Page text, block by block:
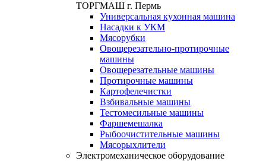
ТОРГМАШ г. Пермь
Универсальная кухонная машина
Насадки к УКМ
Мясорубки
Овощерезательно-протирочные
машины
Овощерезательные машины
Протирочные машины
Картофелечистки
Взбивальные машины
Тестомесильные машины
Фаршемешалка
Рыбоочистительные машины
Мясорыхлители
Электромеханическое оборудование